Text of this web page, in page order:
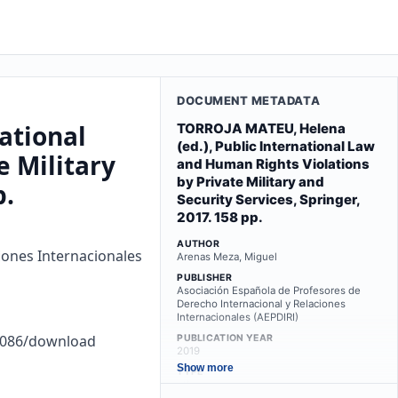
Military
Internacionales
download
DOCUMENT METADATA
TORROJA MATEU, Helena
(ed.), Public International Law
and Human Rights Violations
by Private Military and
Security Services, Springer,
2017. 158 pp.
AUTHOR
Arenas Meza, Miguel
PUBLISHER
Asociación Española de Profesores de
Derecho Internacional y Relaciones
Internacionales (AEPDIRI)
PUBLICATION YEAR
2019
TYPE
other
Show more